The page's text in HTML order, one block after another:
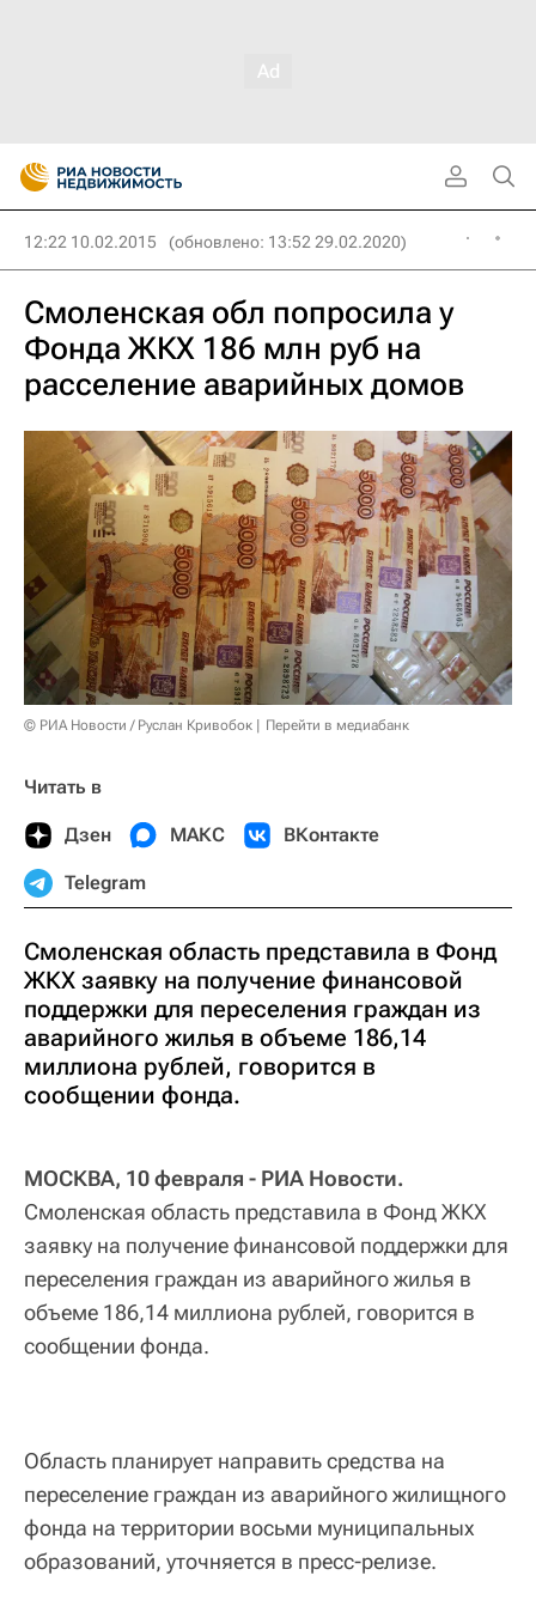
12:22 10.02.2015 (обновлено: 13:52 29.02.2020)
Смоленская обл попросила у
Фонда ЖКХ 186 млн руб на
расселение аварийных домов
© РИА Новости / Руслан Кривобок Перейти в медиабанк
Читать в
Дзен МАКС ВКонтакте
Telegram
Смоленская область представила в Фонд
ЖКХ заявку на получение финансовой
поддержки для переселения граждан из
аварийного жилья в объеме 186,14
миллиона рублей, говорится в
сообщении фонда.
МОСКВА, 10 февраля - РИА Новости.
Смоленская область представила в Фонд ЖКХ
заявку на получение финансовой поддержки для
переселения граждан из аварийного жилья в
объеме 186,14 миллиона рублей, говорится в
сообщении фонда.
Область планирует направить средства на
переселение граждан из аварийного жилищного
фонда на территории восьми муниципальных
образований, уточняется в пресс-релизе.